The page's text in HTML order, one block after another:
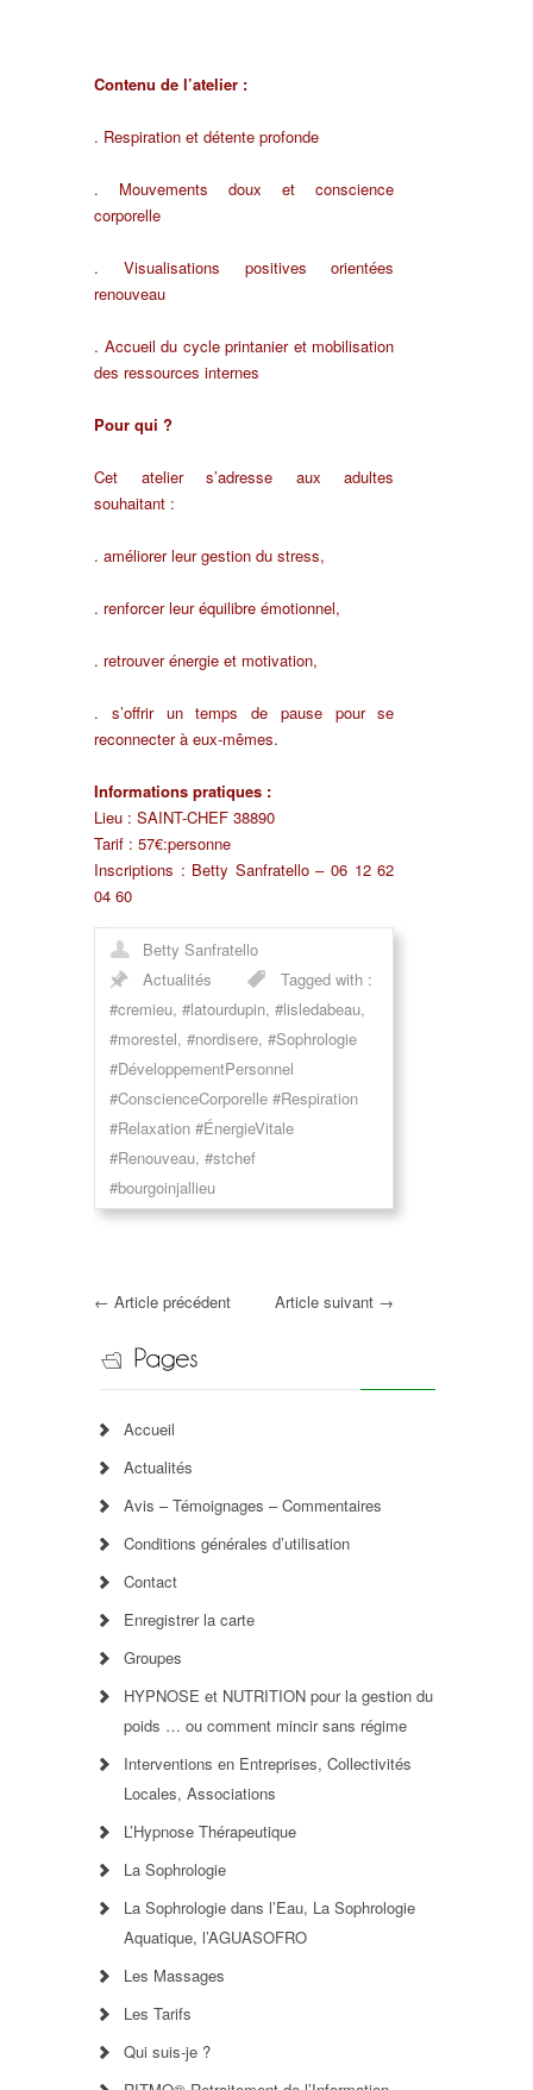
Contenu de l’atelier :
. Respiration et détente profonde
. Mouvements doux et conscience
corporelle
. Visualisations positives orientées
renouveau
. Accueil du cycle printanier et mobilisation
des ressources internes
Pour qui ?
Cet atelier s’adresse aux adultes
souhaitant :
. améliorer leur gestion du stress,
. renforcer leur équilibre émotionnel,
. retrouver énergie et motivation,
. s’offrir un temps de pause pour se
reconnecter à eux‑mêmes.
Informations pratiques :
Lieu : SAINT-CHEF 38890
Tarif : 57€:personne
Inscriptions : Betty Sanfratello – 06 12 62
04 60
Betty Sanfratello
Actualités
Tagged with :
#cremieu, #latourdupin, #lisledabeau,
#morestel, #nordisere, #Sophrologie
#DéveloppementPersonnel
#ConscienceCorporelle #Respiration
#Relaxation #ÉnergieVitale
#Renouveau, #stchef
#bourgoinjallieu
← Article précédent Article suivant →
Accueil
Actualités
Avis – Témoignages – Commentaires
Conditions générales d’utilisation
Contact
Enregistrer la carte
Groupes
HYPNOSE et NUTRITION pour la gestion du
poids … ou comment mincir sans régime
Interventions en Entreprises, Collectivités
Locales, Associations
L’Hypnose Thérapeutique
La Sophrologie
La Sophrologie dans l’Eau, La Sophrologie
Aquatique, l’AGUASOFRO
Les Massages
Les Tarifs
Qui suis-je ?